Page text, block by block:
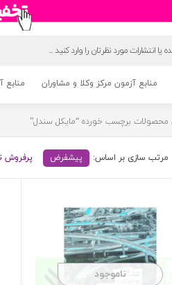
منابع آزمون مرکز وکلا و مشاوران منابع
محصولات برچسب خورده “مایکل سندل”
پیشفرض پرفروش
ناموجود